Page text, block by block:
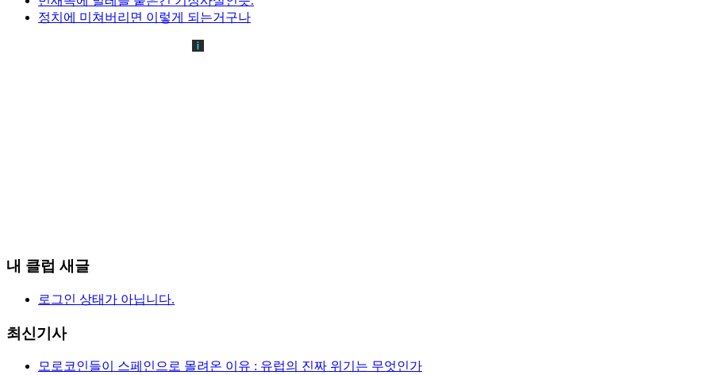
정치에 미쳐버리면 이렇게 되는거구나
내 클럽 새글
로그인 상태가 아닙니다.
최신기사
모로코인들이 스페인으로 몰려온 이유 : 유럽의 진짜 위기는 무엇인가